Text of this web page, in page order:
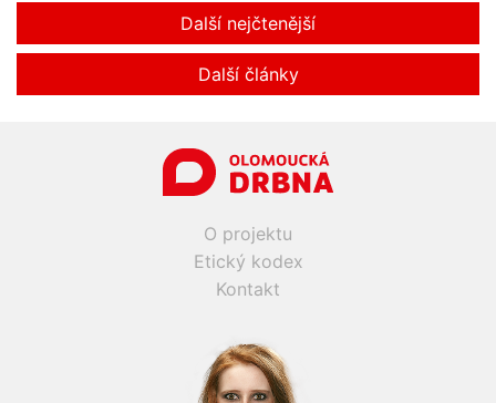
Další nejčtenější
Další články
O projektu
Etický kodex
Kontakt